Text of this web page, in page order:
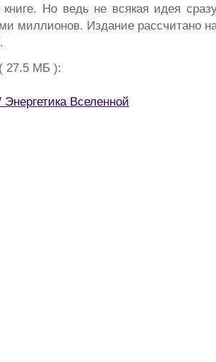
книге. Но ведь не всякая идея
миллионов. Издание рассчитано
27.5 МБ ):
Вселенной